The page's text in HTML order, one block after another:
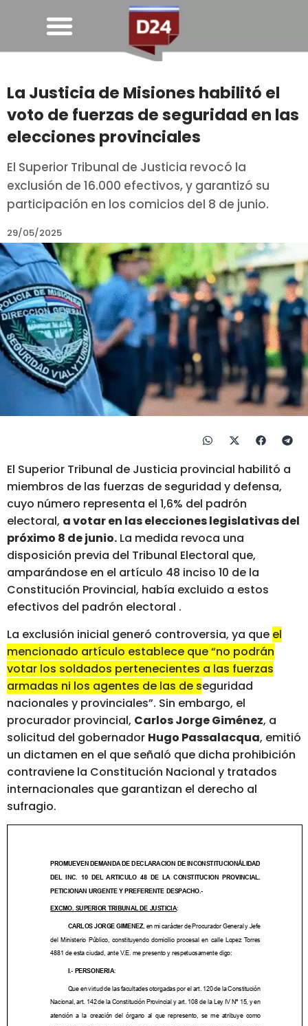
La Justicia de Misiones habilitó el
voto de fuerzas de seguridad en las
elecciones provinciales
El Superior Tribunal de Justicia revocó la
exclusión de 16.000 efectivos, y garantizó su
participación en los comicios del 8 de junio.
29/05/2025
El Superior Tribunal de Justicia provincial habilitó a
miembros de las fuerzas de seguridad y defensa,
cuyo número representa el 1,6% del padrón
electoral, a votar en las elecciones legislativas del
próximo 8 de junio. La medida revoca una
disposición previa del Tribunal Electoral que,
amparándose en el artículo 48 inciso 10 de la
Constitución Provincial, había excluido a estos
efectivos del padrón electoral .
La exclusión inicial generó controversia, ya que el
mencionado artículo establece que “no podrán
votar los soldados pertenecientes a las fuerzas
armadas ni los agentes de las de seguridad
nacionales y provinciales”. Sin embargo, el
procurador provincial, Carlos Jorge Giménez, a
solicitud del gobernador Hugo Passalacqua, emitió
un dictamen en el que señaló que dicha prohibición
contraviene la Constitución Nacional y tratados
internacionales que garantizan el derecho al
sufragio.